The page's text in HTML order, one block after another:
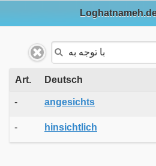
Art. Deutsch
- angesichts
- hinsichtlich